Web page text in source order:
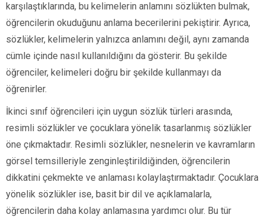
karşılaştıklarında, bu kelimelerin anlamını sözlükten bulmak,
öğrencilerin okuduğunu anlama becerilerini pekiştirir. Ayrıca,
sözlükler, kelimelerin yalnızca anlamını değil, aynı zamanda
cümle içinde nasıl kullanıldığını da gösterir. Bu şekilde
öğrenciler, kelimeleri doğru bir şekilde kullanmayı da
öğrenirler.
İkinci sınıf öğrencileri için uygun sözlük türleri arasında,
resimli sözlükler ve çocuklara yönelik tasarlanmış sözlükler
öne çıkmaktadır. Resimli sözlükler, nesnelerin ve kavramların
görsel temsilleriyle zenginleştirildiğinden, öğrencilerin
dikkatini çekmekte ve anlaması kolaylaştırmaktadır. Çocuklara
yönelik sözlükler ise, basit bir dil ve açıklamalarla,
öğrencilerin daha kolay anlamasına yardımcı olur. Bu tür